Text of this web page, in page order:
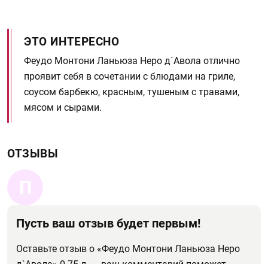
ЭТО ИНТЕРЕСНО
Феудо Монтони Ланьюза Неро д`Авола отлично
проявит себя в сочетании с блюдами на гриле,
соусом барбекю, красным, тушеным с травами,
мясом и сырами.
ОТЗЫВЫ
П
Пусть ваш отзыв будет первым!
Оставьте отзыв о «Феудо Монтони Ланьюза Неро